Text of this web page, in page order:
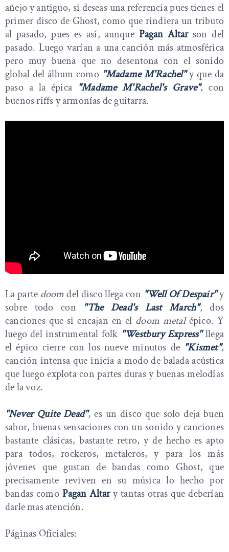
añejo y antiguo, si deseas una referencia pues tienes el
primer disco de Ghost, como que rindiera un tributo
al pasado, pues es así, aunque Pagan Altar son del
pasado. Luego varían a una canción más atmosférica
pero muy buena que no desentona con el sonido
global del álbum como "Madame M'Rachel" y que da
paso a la épica "Madame M'Rachel's Grave", con
buenos riffs y armonías de guitarra.
La parte doom del disco llega con "Well Of Despair"y
sobre todo con
"The Dead's Last March", dos
canciones que si encajan en el doom metal épico. Y
luego del instrumental folk "Westbury Express" llega
el épico cierre con los nueve minutos de "Kismet",
canción intensa que inicia a modo de balada acústica
que luego explota con partes duras y buenas melodías
de la voz.
"Never Quite Dead", es un disco que solo deja buen
sabor, buenas sensaciones con un sonido y canciones
bastante clásicas, bastante retro, y de hecho es apto
para todos, rockeros, metaleros, y para los más
jóvenes que gustan de bandas como Ghost, que
precisamente reviven en su música lo hecho por
bandas como Pagan Altar y tantas otras que deberían
darle mas atención.
Páginas Oficiales: